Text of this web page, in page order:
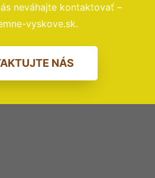
neváhajte kontaktovať –
vyskove.sk.
NÁS